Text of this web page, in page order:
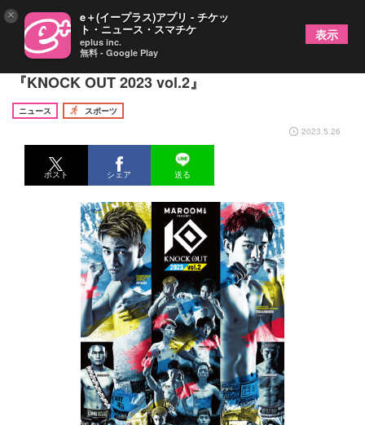
龍聖vsチュームーシーフー戦はKO必至！ 6/11は
『KNOCK OUT 2023 vol.2』
ニュース
スポーツ
2023.5.26
ポスト シェア 送る
× e＋(イープラス)アプリ - チケッ
ト・ニュース・スマチケ
eplus inc.
無料 - Google Play
表示